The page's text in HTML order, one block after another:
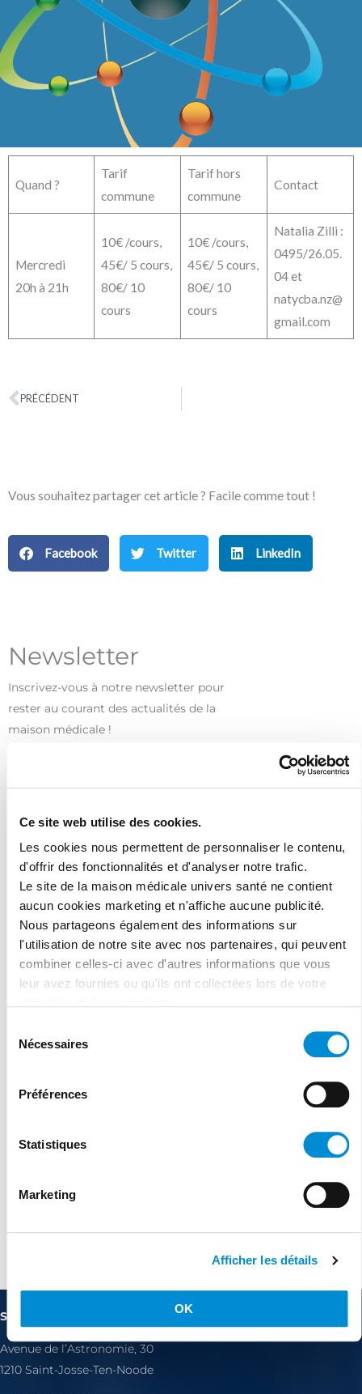
Ce site web utilise des cookies.
Les cookies nous permettent de personnaliser le contenu,
d'offrir des fonctionnalités et d'analyser notre trafic.
Le site de la maison médicale univers santé ne contient
aucun cookies marketing et n'affiche aucune publicité.
Nous partageons également des informations sur
l'utilisation de notre site avec nos partenaires, qui peuvent
combiner celles-ci avec d'autres informations que vous
leur avez fournies ou qu'ils ont collectées lors de votre
Nécessaires
Préférences
Statistiques
Marketing
Afficher les détails
OK
Quand ?
Tarif
commune
Tarif hors
commune
Contact
Mercredi
20h à 21h
10€ /cours,
45€/ 5 cours,
80€/ 10
cours
10€ /cours,
45€/ 5 cours,
80€/ 10
cours
Natalia Zilli :
0495/26.05.
04 et
natycba.nz@
gmail.com
Précédent
PRÉCÉDENT
Vous souhaitez partager cet article ? Facile comme tout !
Facebook Twitter LinkedIn
Newsletter
Inscrivez-vous à notre newsletter pour
rester au courant des actualités de la
maison médicale !
J'ai lu et accepte les termes et les
Site de consultation 1210
Avenue de l’Astronomie, 30
1210 Saint-Josse-Ten-Noode